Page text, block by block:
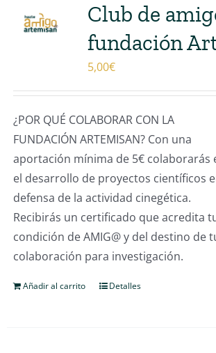
Club de
fundación
5,00€
¿POR QUÉ COLABORAR CON LA
FUNDACIÓN ARTEMISAN? Con una
aportación mínima de 5€ colaborarás
el desarrollo de proyectos científicos
defensa de la actividad cinegética.
Recibirás un certificado que acredita
condición de AMIG@ y del destino de
colaboración para investigación.
Añadir al carrito Detalles